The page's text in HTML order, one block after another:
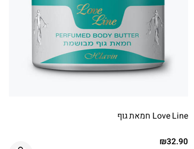
Love Line חמאת גוף
₪32.90